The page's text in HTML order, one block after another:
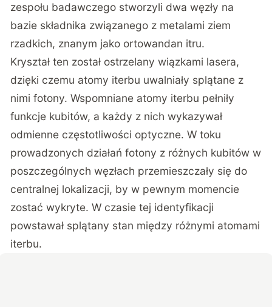
zespołu badawczego stworzyli dwa węzły na
bazie składnika związanego z metalami ziem
rzadkich, znanym jako ortowandan itru.
Kryształ ten został ostrzelany wiązkami lasera,
dzięki czemu atomy iterbu uwalniały splątane z
nimi fotony. Wspomniane atomy iterbu pełniły
funkcje kubitów, a każdy z nich wykazywał
odmienne częstotliwości optyczne. W toku
prowadzonych działań fotony z różnych kubitów w
poszczególnych węzłach przemieszczały się do
centralnej lokalizacji, by w pewnym momencie
zostać wykryte. W czasie tej identyfikacji
powstawał splątany stan między różnymi atomami
iterbu.